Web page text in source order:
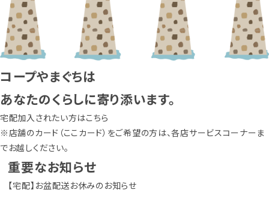
コープやまぐちは
あなたのくらしに寄り添います。
宅配加入されたい方はこちら
※店舗のカード（ここカード）をご希望の方は、各店サービスコーナーま
でお越しください。
重要なお知らせ
【宅配】お盆配送お休みのお知らせ